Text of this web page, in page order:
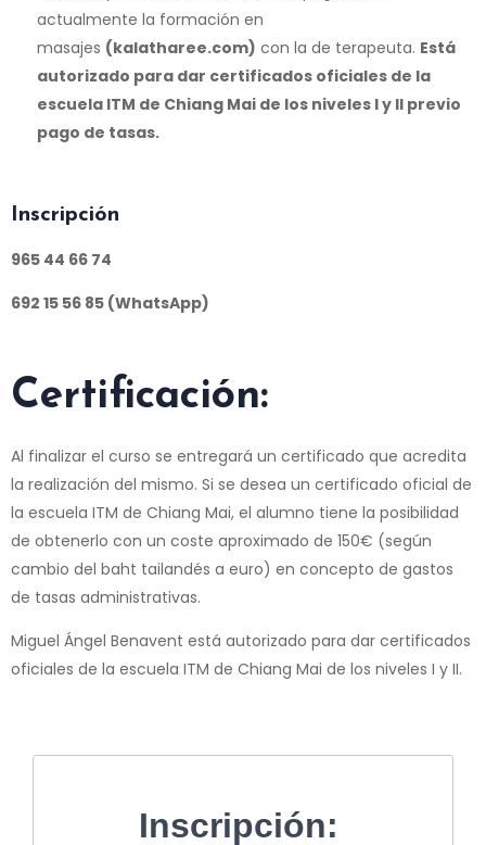
actualmente la formación en
masajes (kalatharee.com) con la de terapeuta. Está
autorizado para dar certificados oficiales de la
escuela ITM de Chiang Mai de los niveles I y II previo
pago de tasas.
nscripción
965 44 66 74
692 15 56 85 (WhatsApp)
Certificación:
Al finalizar el curso se entregará un certificado que acredita
la realización del mismo. Si se desea un certificado oficial de
la escuela ITM de Chiang Mai, el alumno tiene la posibilidad
de obtenerlo con un coste aproximado de 150€ (según
cambio del baht tailandés a euro) en concepto de gastos
de tasas administrativas.
Miguel Ángel Benavent está autorizado para dar certificados
oficiales de la escuela ITM de Chiang Mai de los niveles I y II.